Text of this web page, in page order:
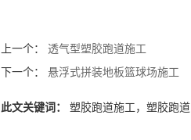
上一个： 透气型塑胶跑道施工
下一个： 悬浮式拼装地板篮球场施工
此文关键词： 塑胶跑道施工 ， 塑胶跑道